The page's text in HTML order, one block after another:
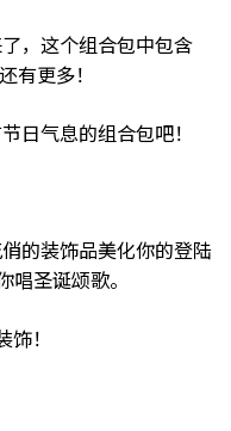
，这个组合包中包含
有更多！
日气息的组合包吧！
的装饰品美化你的登陆
唱圣诞颂歌。
！